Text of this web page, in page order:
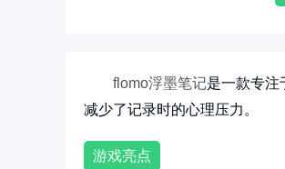
flomo浮墨笔记是一款专注
减少了记录时的心理压力。
游戏亮点